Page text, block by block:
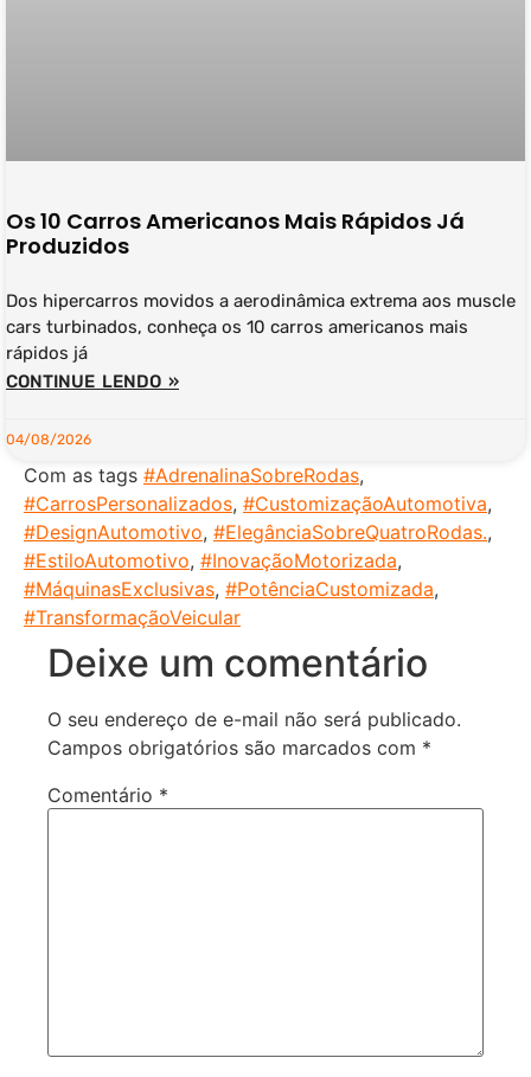
Os 10 Carros Americanos Mais Rápidos Já
Produzidos
Dos hipercarros movidos a aerodinâmica extrema aos muscle
cars turbinados, conheça os 10 carros americanos mais
rápidos já
CONTINUE LENDO »
04/08/2026
Com as tags #AdrenalinaSobreRodas,
#CarrosPersonalizados, #CustomizaçãoAutomotiva,
#DesignAutomotivo, #ElegânciaSobreQuatroRodas.,
#EstiloAutomotivo, #InovaçãoMotorizada,
#MáquinasExclusivas, #PotênciaCustomizada,
#TransformaçãoVeicular
Deixe um comentário
O seu endereço de e-mail não será publicado.
Campos obrigatórios são marcados com *
Comentário *